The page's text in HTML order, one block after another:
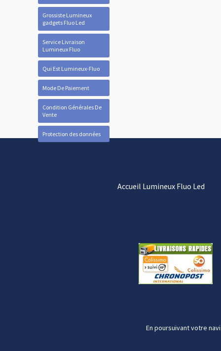
Grossiste Lumineux
gadgets Fluo Led
Service Livraison
Lumineux Fluo
Qui Est Lumineux-Fluo
Mode De Paiement
Condition Générales De
Vente
Protection des données
Accueil Lumineux Fluo Led
En poursuivant votre